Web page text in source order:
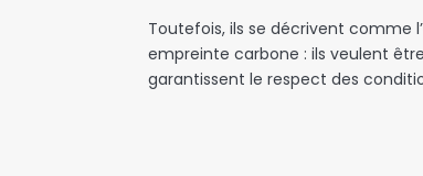
Toutefois, ils se décrivent comme
empreinte carbone : ils veulent
garantissent le respect des